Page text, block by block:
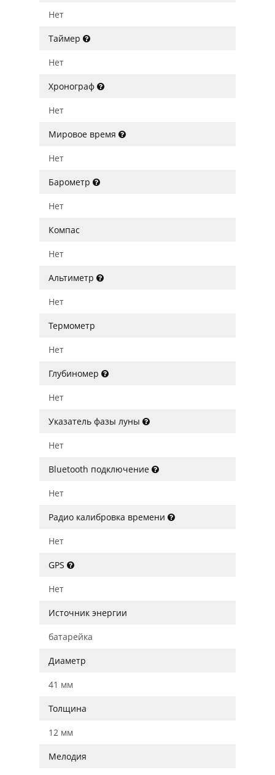
Нет
Таймер
Нет
Хронограф
Нет
Мировое время
Нет
Барометр
Нет
Компас
Нет
Альтиметр
Нет
Термометр
Нет
Глубиномер
Нет
Указатель фазы луны
Нет
Bluetooth подключение
Нет
Радио калибровка времени
Нет
GPS
Нет
Источник энергии
батарейка
Диаметр
41 мм
Толщина
12 мм
Мелодия